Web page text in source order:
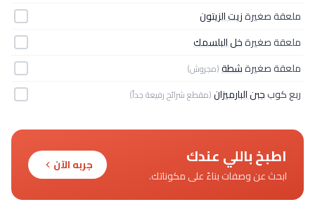
ملعقة صغيرةزيت الزيتون
ملعقة صغيرةخل البلسمك
ملعقة صغيرةشطة(مجروش)
ربع كوبجبن البارميزان(مقطع شرائح رفيعة جداً)
اطبخ باللي عندك
ابحث عن وصفات بناءً على مكوناتك.
جربه الآن